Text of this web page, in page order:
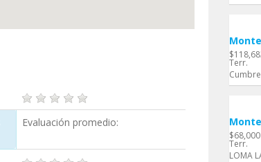
Evaluación promedio:
Terr.
Terr.
LOMA